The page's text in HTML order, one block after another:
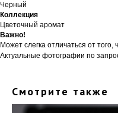
Черный
Коллекция
Цветочный аромат
Важно!
Может слегка отличаться от того,
Актуальные фотографии по
Смотрите также